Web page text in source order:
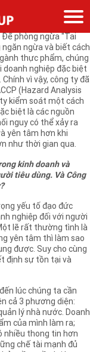
làm người tiêu
hàng thực phẩm sử
nguồn nguyên liệu
Để phòng ngừa "Tai
ngừa và biết cách
thực phẩm, chúng
doanh nghiệp đặc biệt
vì vậy, công ty đã
(Hazard Analysis
kiểm soát một cách
biệt là các nguồn
nguy có thể xảy ra
yên tâm hơn khi
như thời gian qua.
kinh doanh và
tiêu dùng. Và Công
yếu tố đạo đức
nghiệp đối với người
lẽ rất thường tình là
yên tâm thì làm sao
được. Suy cho cùng
định sự tồn tại và
lúc chúng ta cần
cả 3 phương diện:
lý nhà nước. Doanh
của mình làm ra;
nhiều thong tin hơn
chế tài mạnh đủ